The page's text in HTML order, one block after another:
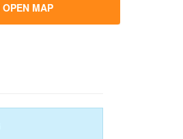
OPEN MAP